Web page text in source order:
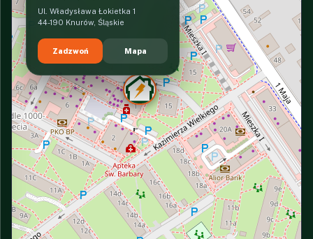
Ul. Władysława Łokietka 1
44-190 Knurów, Śląskie
Zadzwoń Mapa